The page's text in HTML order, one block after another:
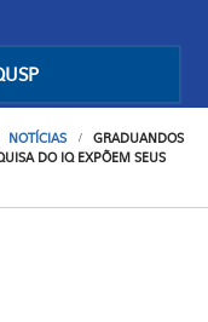
NOTÍCIAS
GRADUANDOS
DO IQ EXPÕEM SEUS